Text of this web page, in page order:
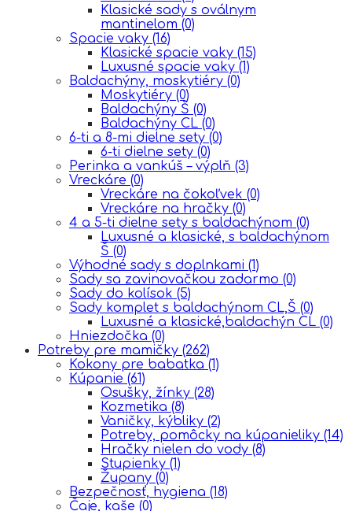
Klasické sady s oválnym
mantinelom (0)
Spacie vaky (16)
Klasické spacie vaky (15)
Luxusné spacie vaky (1)
Baldachýny, moskytiéry (0)
Moskytiéry (0)
Baldachýny Š (0)
Baldachýny CL (0)
6-ti a 8-mi dielne sety (0)
6-ti dielne sety (0)
Perinka a vankúš – výplň (3)
Vreckáre (0)
Vreckáre na čokoľvek (0)
Vreckáre na hračky (0)
4 a 5-ti dielne sety s baldachýnom (0)
Luxusné a klasické, s baldachýnom
Š (0)
Výhodné sady s doplnkami (1)
Sady sa zavinovačkou zadarmo (0)
Sady do kolísok (5)
Sady komplet s baldachýnom CL,Š (0)
Luxusné a klasické,baldachýn CL (0)
Hniezdočka (0)
Potreby pre mamičky (262)
Kokony pre babatka (1)
Kúpanie (61)
Osušky, žínky (28)
Kozmetika (8)
Vaničky, kýbliky (2)
Potreby, pomôcky na kúpanieliky (14)
Hračky nielen do vody (8)
Stupienky (1)
Župany (0)
Bezpečnosť, hygiena (18)
Čaje, kaše (0)